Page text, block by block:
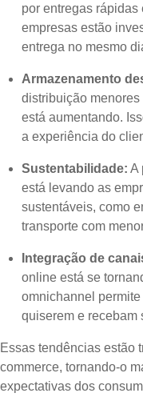
por entregas
empresas estão
entrega no mesmo
Armazenamento
distribuição
está aumentando.
a experiência do
Sustentabilidade: A
está levando as
sustentáveis, como
transporte com
Integração de
online está se
omnichannel
quiserem e recebam
Essas tendências estão
commerce, tornando-o
expectativas dos